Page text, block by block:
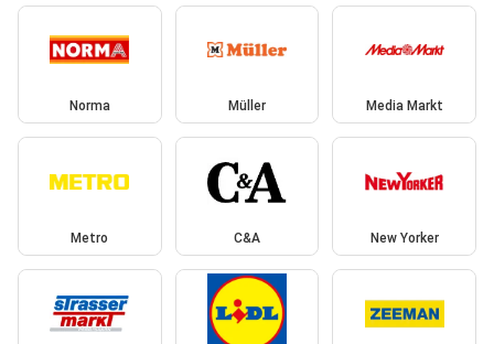
Norma Müller Media Markt
Metro C&A New Yorker